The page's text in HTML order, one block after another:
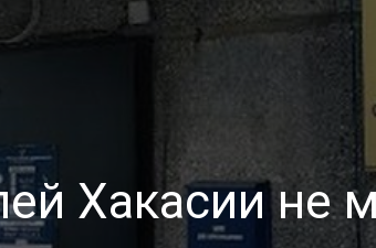
Хакасии не